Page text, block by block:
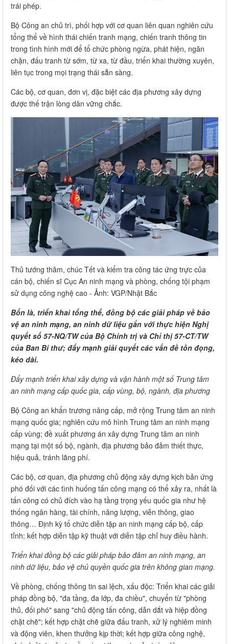
trái phép.
Bộ Công an chủ trì, phối hợp với cơ quan liên quan nghiên cứu
tổng thể về hình thái chiến tranh mạng, chiến tranh thông tin
trong tình hình mới để tổ chức phòng ngừa, phát hiện, ngăn
chặn, đấu tranh từ sớm, từ xa, từ đầu, triển khai thường xuyên,
liên tục trong mọi trạng thái sẵn sàng.
Các bộ, cơ quan, đơn vị, đặc biệt các địa phương xây dựng
được thế trận lòng dân vững chắc.
Thủ tướng thăm, chúc Tết và kiểm tra công tác ứng trực của
cán bộ, chiến sĩ Cục An ninh mạng và phòng, chống tội phạm
sử dụng công nghệ cao - Ảnh: VGP/Nhật Bắc
Bốn là, triển khai tổng thể, đồng bộ các giải pháp về bảo
vệ an ninh mạng, an ninh dữ liệu gắn với thực hiện Nghị
quyết số 57-NQ/TW của Bộ Chính trị và Chỉ thị 57-CT/TW
của Ban Bí thư; đẩy mạnh giải quyết các vấn đề tồn đọng,
kéo dài.
Đẩy mạnh triển khai xây dựng và vận hành một số Trung tâm
an ninh mạng cấp quốc gia, cấp vùng, bộ, ngành, địa phương
Bộ Công an khẩn trương nâng cấp, mở rộng Trung tâm an ninh
mạng quốc gia; nghiên cứu mô hình Trung tâm an ninh mạng
cấp vùng; đề xuất phương án xây dựng Trung tâm an ninh
mạng tại một số bộ, ngành, địa phương bảo đảm thiết thực,
hiệu quả, tránh lãng phí.
Các bộ, cơ quan, địa phương chủ động xây dựng kịch bản ứng
phó đối với các tình huống tấn công mạng có thể xảy ra, nhất là
tấn công có chủ đích vào hạ tầng trọng yếu quốc gia như hệ
thống ngân hàng, tài chính, năng lượng, viễn thông, giao
thông… Định kỳ tổ chức diễn tập an ninh mạng cấp bộ, cấp
tỉnh; kết hợp diễn tập kỹ thuật với diễn tập chỉ huy điều hành.
Triển khai đồng bộ các giải pháp bảo đảm an ninh mạng, an
ninh dữ liệu, bảo vệ chủ quyền quốc gia trên không gian mạng.
Về phòng, chống thông tin sai lệch, xấu độc: Triển khai các giải
pháp đồng bộ, "đa tầng, đa lớp, đa chiều", chuyển từ "phòng
thủ, đối phó" sang "chủ động tấn công, dẫn dắt và hiệp đồng
chặt chẽ"; kết hợp chặt chẽ giữa đấu tranh, xử lý nghiêm minh
và động viên, khen thưởng kịp thời; kết hợp giữa công nghệ,